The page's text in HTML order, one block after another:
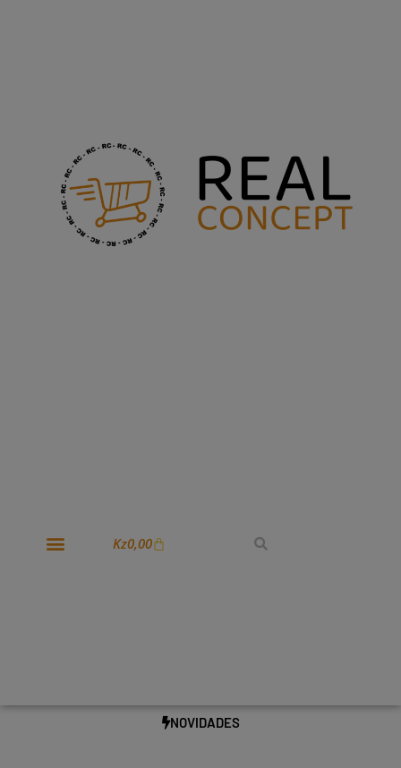
Kz0,00
NOVIDADES